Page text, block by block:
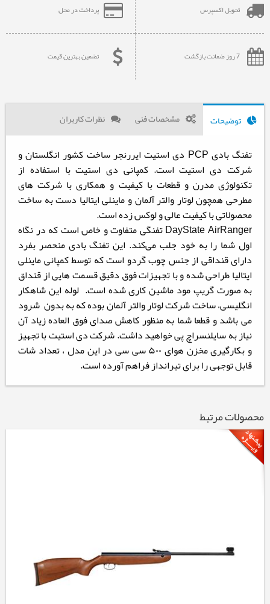
تحویل اکسپرس پرداخت در محل
7 روز ضمانت بازگشت تضمین بهترین قیمت
توضیحات مشخصات فنی نظرات کاربران
تفنگ بادی PCP دی استیت ایررنجر ساخت کشور انگلستان و
شرکت دی استیت است. کمپانی دی استیت با استفاده از
تکنولوژی مدرن و قطعات با کیفیت و همکاری با شرکت های
مطرحی همچون لوتار والتر آلمان و ماینلی ایتالیا دست به ساخت
محصولاتی با کیفیت عالی و لوکس زده است.
DayState AirRanger تفنگی متفاوت و خاص است که در نگاه
اول شما را به خود جلب می‌کند. این تفنگ بادی منحصر بفرد
دارای قنداقی از جنس چوب گردو است که توسط کمپانی ماینلی
ایتالیا طراحی شده و با تجهیزات فوق دقیق قسمت هایی از قنداق
به صورت گریپ مود ماشین کاری شده است. لوله این شاهکار
انگلیسی، ساخت شرکت لوتار والتر آلمان بوده که به بدون شرود
می ‌باشد و قطعا شما به منظور کاهش صدای فوق العاده زیاد آن
نیاز به سایلنسراچ پی خواهید داشت. شرکت دی استیت با تجهیز
و بکارگیری مخزن هوای ۵۰۰ سی سی در این مدل ، تعداد شات
قابل توجهی را برای تیرانداز فراهم آورده است.
محصولات مرتبط